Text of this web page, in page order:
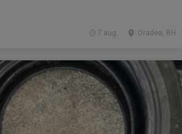
Oradea, BH
7 aug.